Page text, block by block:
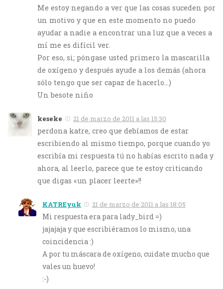
Me estoy negando a ver que las cosas suceden por
un motivo y que en este momento no puedo
ayudar a nadie a encontrar una luz que a veces a
mí me es difícil ver.
Por eso, si; póngase usted primero la mascarilla
de oxígeno y después ayude a los demás (ahora
sólo tengo que ser capaz de hacerlo…)
Un besote niño
keseke 21 de marzo de 2011 a las 15:30
perdona katre, creo que debíamos de estar
escribiendo al mismo tiempo, porque cuando yo
escribía mi respuesta tú no habías escrito nada y
ahora, al leerlo, parece que te estoy criticando
que digas «un placer leerte»!!
KATREyuk 21 de marzo de 2011 a las 18:05
Mi respuesta era para lady_bird =)
jajajaja y que escribiéramos lo mismo, una
coincidencia :)
A por tu máscara de oxígeno, cuidate mucho que
vales un huevo!
:-)